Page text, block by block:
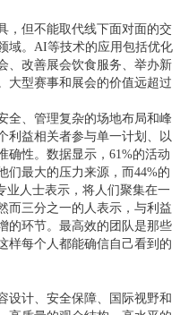
，但不能取代线下面对面的交
域。AI等技术的应用包括优化
、改善展会饮食服务、举办新
大型赛事和展会的价值远超过
全、管理复杂的场地布局和峰
利益相关者参与单一计划、以
确性。数据显示，61%的活动
们最大的压力来源，而44%的
业人士表示，将人们聚集在一
而三分之一的人表示，与利益
的环节。最高效的团队是那些
样每个人都能确信自己看到的
设计、安全保障、国际视野和